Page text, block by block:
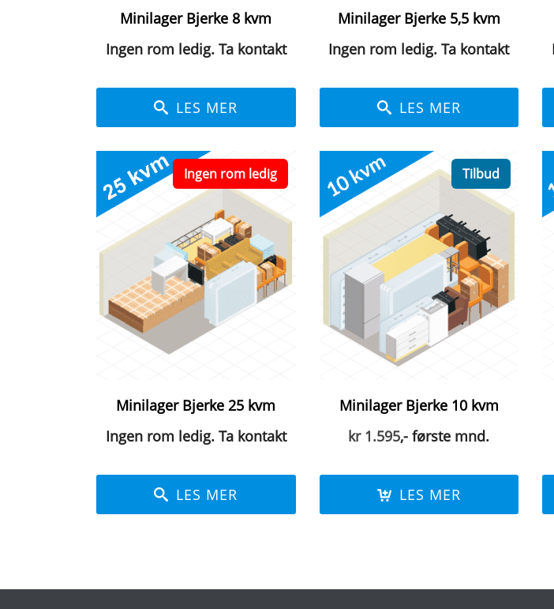
Minilager Bjerke 8 kvm
Ingen rom ledig. Ta kontakt
LES MER
Minilager Bjerke 5,5 kvm
Ingen rom ledig. Ta kontakt
LES MER
Ingen rom ledig
Minilager Bjerke 25 kvm
Ingen rom ledig. Ta kontakt
LES MER
Tilbud
Minilager Bjerke 10 kvm
kr1.595,- første mnd.
LES MER